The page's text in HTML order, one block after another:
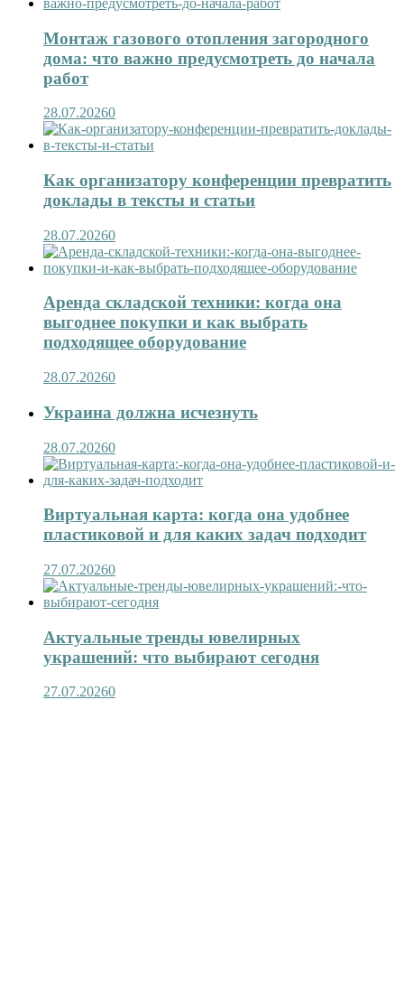
Монтаж газового отопления загородного
дома: что важно предусмотреть до начала
работ
28.07.20260
Как организатору конференции превратить
доклады в тексты и статьи
28.07.20260
Аренда складской техники: когда она
выгоднее покупки и как выбрать
подходящее оборудование
28.07.20260
Украина должна исчезнуть
28.07.20260
Виртуальная карта: когда она удобнее
пластиковой и для каких задач подходит
27.07.20260
Актуальные тренды ювелирных
украшений: что выбирают сегодня
27.07.20260